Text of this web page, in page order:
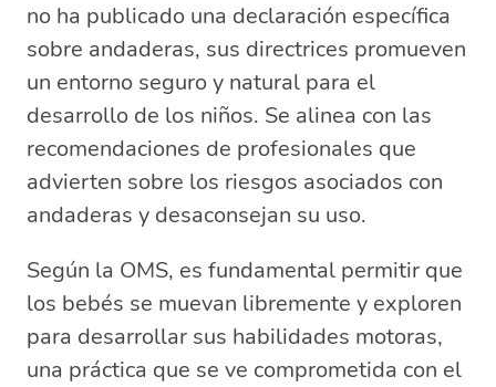
no ha publicado una declaración específica
sobre andaderas, sus directrices promueven
un entorno seguro y natural para el
desarrollo de los niños. Se alinea con las
recomendaciones de profesionales que
advierten sobre los riesgos asociados con
andaderas y desaconsejan su uso.
Según la OMS, es fundamental permitir que
los bebés se muevan libremente y exploren
para desarrollar sus habilidades motoras,
una práctica que se ve comprometida con el